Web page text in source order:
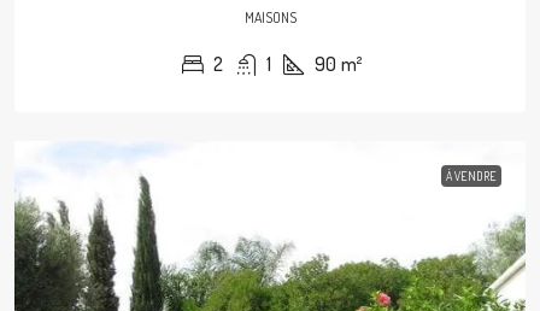
MAISONS
2 1 90 m²
À VENDRE